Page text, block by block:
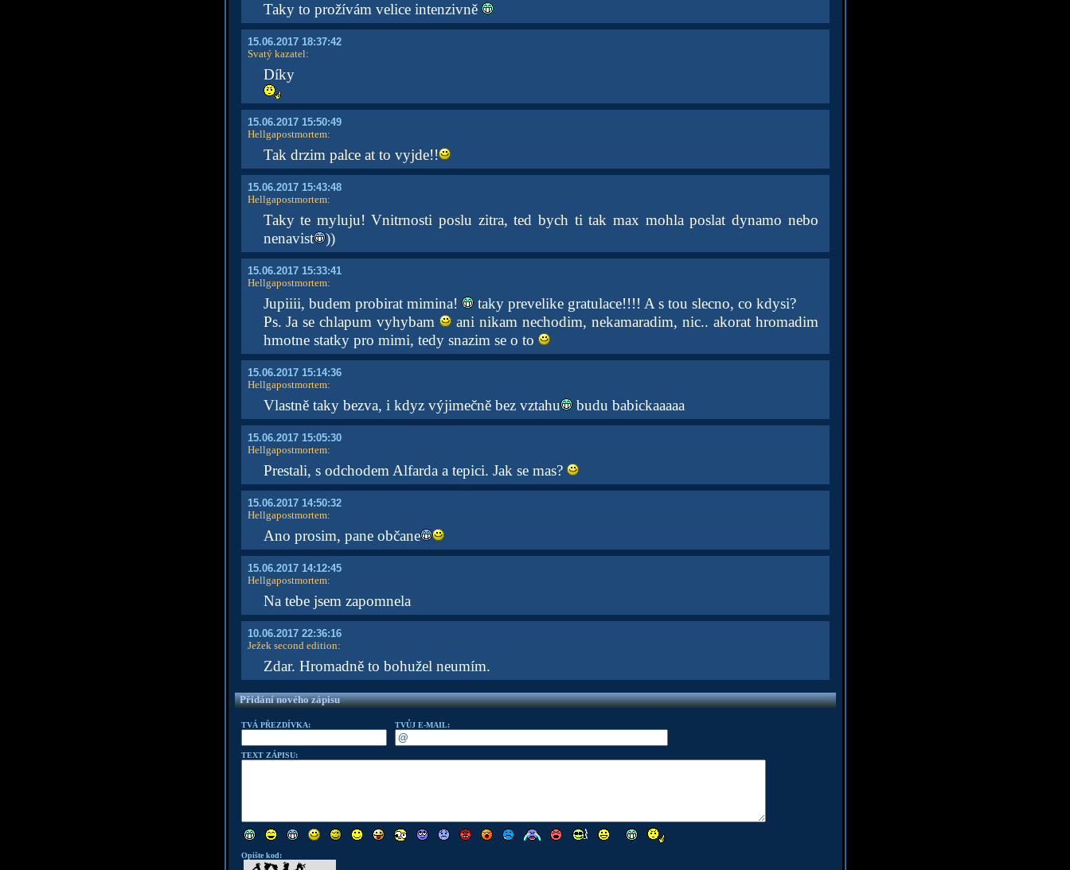
Taky to prožívám velice intenzivně
15.06.2017 18:37:42
Svatý kazatel:
Díky
15.06.2017 15:50:49
Hellgapostmortem:
Tak drzim palce at to vyjde!!
15.06.2017 15:43:48
Hellgapostmortem:
Taky te myluju! Vnitrnosti poslu zitra, ted bych ti tak max mohla poslat dynamo nebo
nenavist
))
15.06.2017 15:33:41
Hellgapostmortem:
Jupiiii, budem probirat mimina!
taky prevelike gratulace!!!! A s tou slecno, co kdysi?
Ps. Ja se chlapum vyhybam
ani nikam nechodim, nekamaradim, nic.. akorat hromadim
hmotne statky pro mimi, tedy snazim se o to
15.06.2017 15:14:36
Hellgapostmortem:
Vlastně taky bezva, i kdyz výjimečně bez vztahu budu babickaaaaa
15.06.2017 15:05:30
Hellgapostmortem:
Prestali, s odchodem Alfarda a tepici. Jak se mas?
15.06.2017 14:50:32
Hellgapostmortem:
Ano prosim, pane občane
15.06.2017 14:12:45
Hellgapostmortem:
Na tebe jsem zapomnela
10.06.2017 22:36:16
Ježek second edition:
Zdar. Hromadně to bohužel neumím.
Přidání nového zápisu
TVÁ PŘEZDÍVKA: TVŮJ E-MAIL:
TEXT ZÁPISU:
Opište kod: